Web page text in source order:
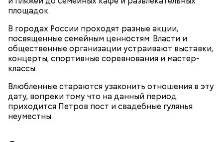
площадок.
В городах России проходят разные акции,
посвященные семейным ценностям. Власти и
общественные организации устраивают выставки,
концерты, спортивные соревнования и мастер-
классы.
Влюбленные стараются узаконить отношения в эту
дату, вопреки тому что на данный период
приходится Петров пост и свадебные гулянья
неуместны.
— А если что-то строить, то так, чтобы оно не
взрывалось и не горело, — говорит он.